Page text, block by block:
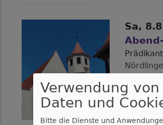
Sa,
Verwendung
Daten und
Bitte die Dienste und